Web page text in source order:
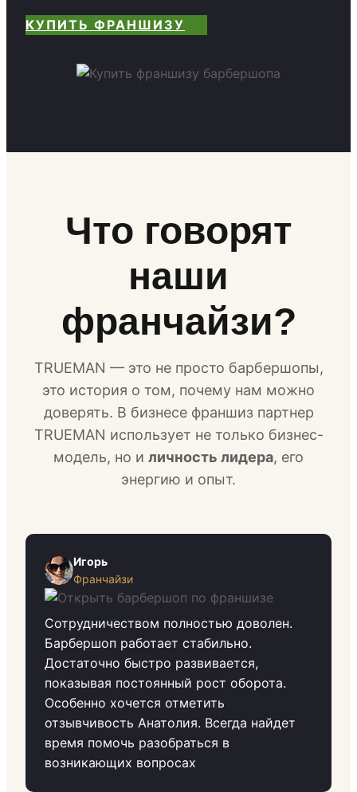
КУПИТЬ ФРАНШИЗУ
Что говорят
наши
франчайзи?
TRUEMAN — это не просто барбершопы,
это история о том, почему нам можно
доверять. В бизнесе франшиз партнер
TRUEMAN использует не только бизнес-
модель, но и личность лидера, его
энергию и опыт.
Игорь
Франчайзи
Сотрудничеством полностью доволен.
Барбершоп работает стабильно.
Достаточно быстро развивается,
показывая постоянный рост оборота.
Особенно хочется отметить
отзывчивость Анатолия. Всегда найдет
время помочь разобраться в
возникающих вопросах